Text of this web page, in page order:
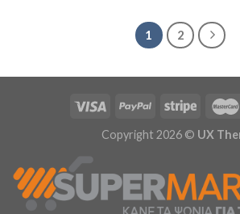
1 2
Copyright 2026 © UX